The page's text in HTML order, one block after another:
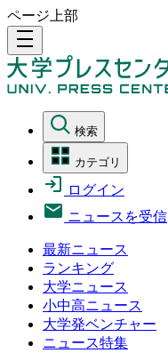
ページ上部
density_medium
検索
カテゴリ
ログイン
ニュースを受信
最新ニュース
ランキング
大学ニュース
小中高ニュース
大学発ベンチャー
ニュース特集